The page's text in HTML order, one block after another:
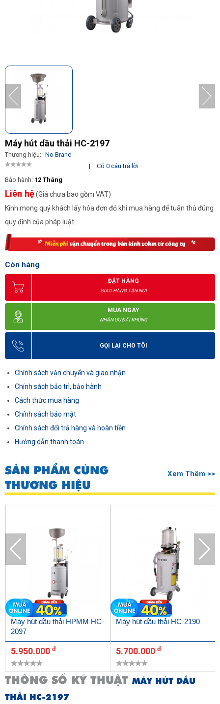
Máy hút dầu thải HC-2197
Thương hiệu: No Brand
|
Có 0 câu trả lời
Bảo hành: 12 Tháng
Liên hệ(Giá chưa bao gồm VAT)
Kính mong quý khách lấy hóa đơn đỏ khi mua hàng để tuân thủ đúng
quy định của pháp luật
Còn hàng
ĐẶT HÀNG
GIAO HÀNG TẬN NƠI
MUA NGAY
NHẬN ƯU ĐÃI KHỦNG
GỌI LẠI CHO TÔI
Chính sách vận chuyển và giao nhận
Chính sách bảo trì, bảo hành
Cách thức mua hàng
Chính sách bảo mật
Chính sách đổi trả hàng và hoàn tiền
Hướng dẫn thanh toán
SẢN PHẨM CÙNG
THƯƠNG HIỆU
Xem Thêm >>
Máy hút dầu thải HPMM HC-
2097
5.950.000 đ
Máy hút dầu thải HC-2190
5.700.000 đ
THÔNG SỐ KỸ THUẬT MÁY HÚT DẦU
THẢI HC-2197